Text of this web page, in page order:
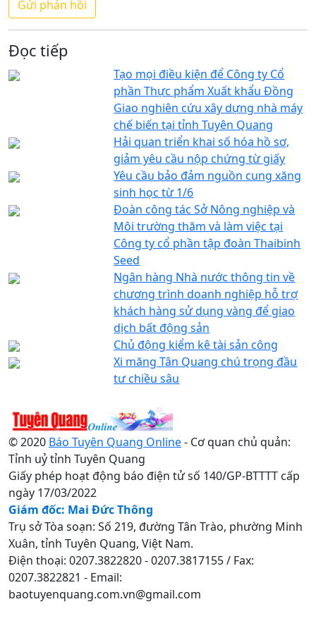
Đọc tiếp
Tạo mọi điều kiện để Công ty Cổ
phần Thực phẩm Xuất khẩu Đồng
Giao nghiên cứu xây dựng nhà máy
chế biến tại tỉnh Tuyên Quang
Hải quan triển khai số hóa hồ sơ,
giảm yêu cầu nộp chứng từ giấy
Yêu cầu bảo đảm nguồn cung xăng
sinh học từ 1/6
Đoàn công tác Sở Nông nghiệp và
Môi trường thăm và làm việc tại
Công ty cổ phần tập đoàn Thaibinh
Seed
Ngân hàng Nhà nước thông tin về
chương trình doanh nghiệp hỗ trợ
khách hàng sử dụng vàng để giao
dịch bất động sản
Chủ động kiểm kê tài sản công
Xi măng Tân Quang chú trọng đầu
tư chiều sâu
© 2020 Báo Tuyên Quang Online- Cơ quan chủ quản:
Tỉnh uỷ tỉnh Tuyên Quang
Giấy phép hoạt động báo điện tử số 140/GP-BTTTT cấp
ngày 17/03/2022
Giám đốc: Mai Đức Thông
Trụ sở Tòa soạn: Số 219, đường Tân Trào, phường Minh
Xuân, tỉnh Tuyên Quang, Việt Nam.
Điện thoại: 0207.3822820 - 0207.3817155 / Fax:
0207.3822821 - Email:
baotuyenquang.com.vn@gmail.com